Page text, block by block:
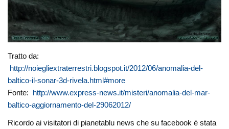
Tratto da:
http://noiegliextraterrestri.blogspot.it/2012/06/anomalia-del-
baltico-il-sonar-3d-rivela.html#more
Fonte: http://www.express-news.it/misteri/anomalia-del-mar-
baltico-aggiornamento-del-29062012/
Ricordo ai visitatori di pianetablu news che su facebook è stata